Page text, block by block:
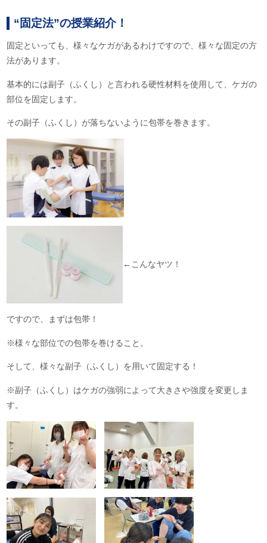
“固定法”の授業紹介！
固定といっても、様々なケガがあるわけですので、様々な固定の方
法があります。
基本的には副子（ふくし）と言われる硬性材料を使用して、ケガの
部位を固定します。
その副子（ふくし）が落ちないように包帯を巻きます。
←こんなヤツ！
ですので、まずは包帯！
※様々な部位での包帯を巻けること。
そして、様々な副子（ふくし）を用いて固定する！
※副子（ふくし）はケガの強弱によって大きさや強度を変更しま
す。